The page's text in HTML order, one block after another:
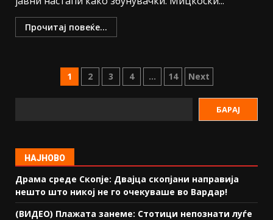
Прочитај повеќе...
1 2 3 4 … 14 Next
БАРАЈ
НАЈНОВО
Драма среде Скопје: Двајца скопјани направија
нешто што никој не го очекуваше во Вардар!
(ВИДЕО) Плажата занеме: Стотици непознати луѓе